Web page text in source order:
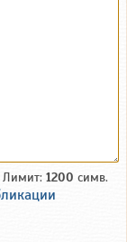
Лимит: 1200 симв.